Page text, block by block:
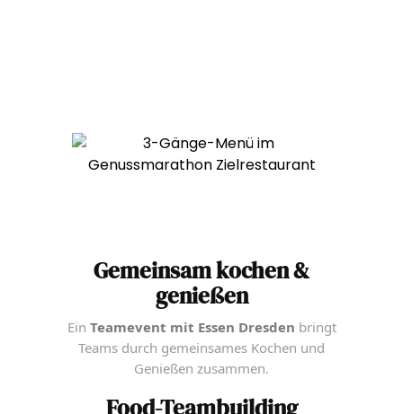
Gemeinsam kochen &
genießen
Ein Teamevent mit Essen Dresden bringt
Teams durch gemeinsames Kochen und
Genießen zusammen.